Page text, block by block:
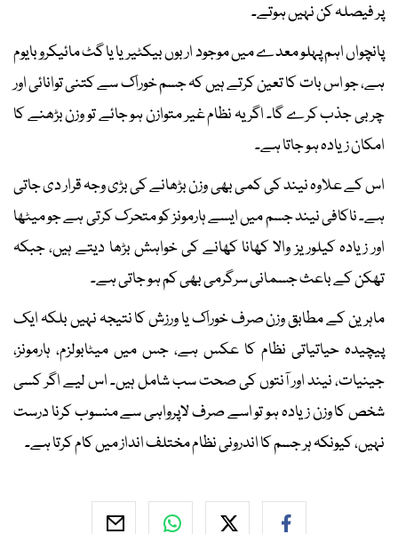
پر فیصلہ کن نہیں ہوتے۔
پانچواں اہم پہلو معدے میں موجود اربوں بیکٹیریا یا گٹ مائیکرو بایوم
ہے، جو اس بات کا تعین کرتے ہیں کہ جسم خوراک سے کتنی توانائی اور
چربی جذب کرے گا۔ اگر یہ نظام غیر متوازن ہو جائے تو وزن بڑھنے کا
امکان زیادہ ہو جاتا ہے۔
اس کے علاوہ نیند کی کمی بھی وزن بڑھانے کی بڑی وجہ قرار دی جاتی
ہے۔ ناکافی نیند جسم میں ایسے ہارمونز کو متحرک کرتی ہے جو میٹھا
اور زیادہ کیلوریز والا کھانا کھانے کی خواہش بڑھا دیتے ہیں، جبکہ
تھکن کے باعث جسمانی سرگرمی بھی کم ہو جاتی ہے۔
ماہرین کے مطابق وزن صرف خوراک یا ورزش کا نتیجہ نہیں بلکہ ایک
پیچیدہ حیاتیاتی نظام کا عکس ہے، جس میں میٹابولزم، ہارمونز،
جینیات، نیند اور آنتوں کی صحت سب شامل ہیں۔ اس لیے اگر کسی
شخص کا وزن زیادہ ہو تو اسے صرف لاپرواہی سے منسوب کرنا درست
نہیں، کیونکہ ہر جسم کا اندرونی نظام مختلف انداز میں کام کرتا ہے۔